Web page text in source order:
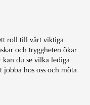
roll till vårt viktiga
och tryggheten ökar
kan du se vilka lediga
jobba hos oss och möta